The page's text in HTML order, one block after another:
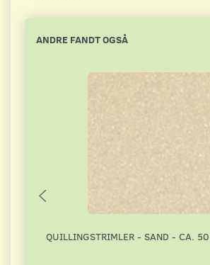
ANDRE FANDT OGSÅ
QUILLINGSTRIMLER - SAND - CA.